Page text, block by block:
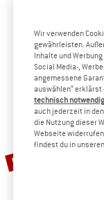
Rabatt
bis 25%
Wir verwenden
gewährleisten.
Inhalte und
Social Media-,
angemessene
auswählen“
technisch
auch jederzeit in
die Nutzung dieser
Webseite
findest du in unseren